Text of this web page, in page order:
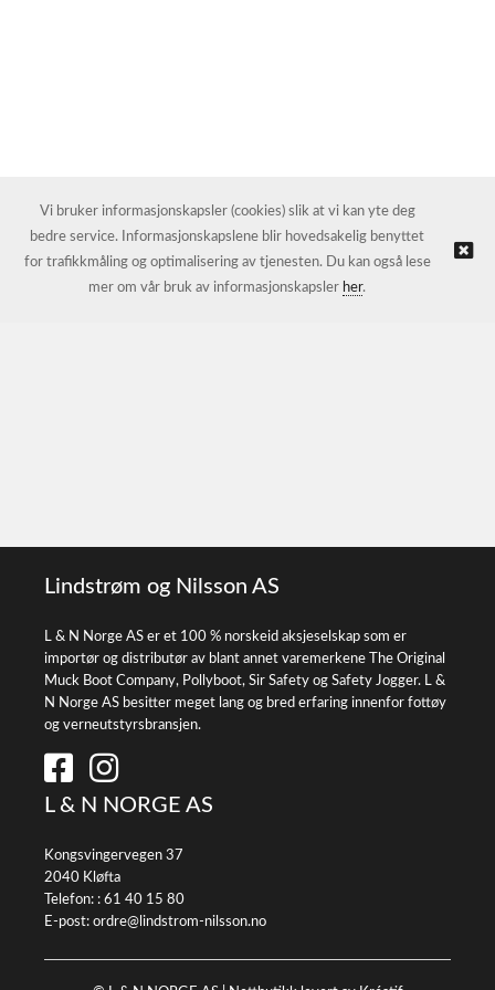
Lindstrøm og Nilsson AS
L & N Norge AS er et 100 % norskeid aksjeselskap som er
importør og distributør av blant annet varemerkene The Original
Muck Boot Company, Pollyboot, Sir Safety og Safety Jogger. L &
N Norge AS besitter meget lang og bred erfaring innenfor fottøy
og verneutstyrsbransjen.
L & N NORGE AS
Kongsvingervegen 37
2040 Kløfta
Telefon: : 61 40 15 80
E-post: ordre@lindstrom-nilsson.no
Vi bruker informasjonskapsler (cookies) slik at vi kan yte deg
bedre service. Informasjonskapslene blir hovedsakelig benyttet
for trafikkmåling og optimalisering av tjenesten. Du kan også lese
mer om vår bruk av informasjonskapsler her.